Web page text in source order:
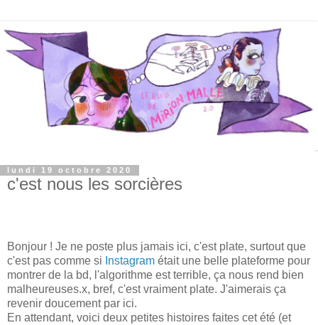
lundi 19 octobre 2020
c'est nous les sorcières
Bonjour ! Je ne poste plus jamais ici, c'est plate, surtout que
c'est pas comme si Instagram était une belle plateforme pour
montrer de la bd, l'algorithme est terrible, ça nous rend bien
malheureuses.x, bref, c'est vraiment plate. J'aimerais ça
revenir doucement par ici.
En attendant, voici deux petites histoires faites cet été (et